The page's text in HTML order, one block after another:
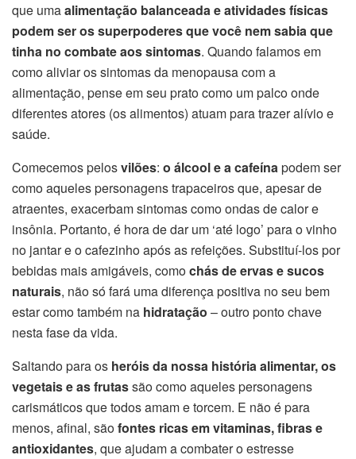
que umaalimentação balanceada e atividades físicas
podem ser os superpoderes que você nem sabia que
tinha no combate aos sintomas. Quando falamos em
como aliviar os sintomas da menopausa com a
alimentação, pense em seu prato como um palco onde
diferentes atores (os alimentos) atuam para trazer alívio e
saúde.
Comecemos pelosvilões: o álcool e a cafeínapodem ser
como aqueles personagens trapaceiros que, apesar de
atraentes, exacerbam sintomas como ondas de calor e
insônia. Portanto, é hora de dar um ‘até logo’ para o vinho
no jantar e o cafezinho após as refeições. Substituí-los por
bebidas mais amigáveis, comochás de ervas e sucos
naturais, não só fará uma diferença positiva no seu bem
estar como também na hidratação – outro ponto chave
nesta fase da vida.
Saltando para os heróis da nossa história alimentar, os
vegetais e as frutassão como aqueles personagens
carismáticos que todos amam e torcem. E não é para
menos, afinal, sãofontes ricas em vitaminas, fibras e
antioxidantes, que ajudam a combater o estresse